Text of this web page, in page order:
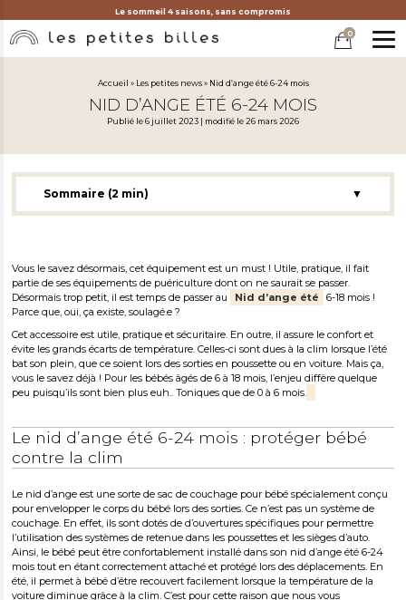
Le sommeil 4 saisons, sans compromis
0
Accueil » Les petites news» Nid d’ange été 6-24 mois
NID D’ANGE ÉTÉ 6-24 MOIS
Publié le 6 juillet 2023 | modifié le 26 mars 2026
Vous le savez désormais, cet équipement est un must ! Utile, pratique, il fait
partie de ses équipements de puériculture dont on ne saurait se passer.
Désormais trop petit, il est temps de passer au
Nid d’ange été
6-18 mois !
Parce que, oui, ça existe, soulagé.e ?
Cet accessoire est utile, pratique et sécuritaire. En outre, il assure le confort et
évite les grands écarts de température. Celles-ci sont dues à la clim lorsque l’été
bat son plein, que ce soient lors des sorties en poussette ou en voiture. Mais ça,
vous le savez déjà ! Pour les bébés âgés de 6 à 18 mois, l’enjeu diffère quelque
peu puisqu’ils sont bien plus euh.. Toniques que de 0 à 6 mois.
Le nid d’ange été 6-24 mois : protéger bébé
contre la clim
Le nid d’ange est une sorte de sac de couchage pour bébé spécialement conçu
pour envelopper le corps du bébé lors des sorties. Ce n’est pas un système de
couchage. En effet, ils sont dotés de d’ouvertures spécifiques pour permettre
l’utilisation des systèmes de retenue dans les poussettes et les sièges d’auto.
Ainsi, le bébé peut être confortablement installé dans son nid d’ange été 6-24
mois tout en étant correctement attaché et protégé lors des déplacements. En
été, il permet à bébé d’être recouvert facilement lorsque la température de la
voiture diminue grâce à la clim. C’est pour cette raison que nous vous
Sommaire (2 min)
▼
Le nid d’ange été 6-24 mois : protéger bébé contre la clim